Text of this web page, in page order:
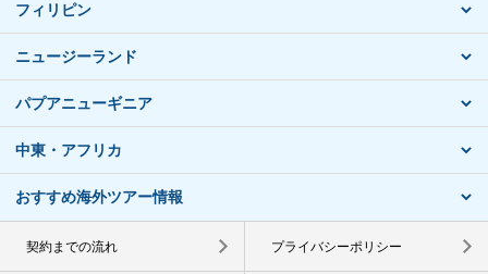
フィリピン
ニュージーランド
パプアニューギニア
中東・アフリカ
おすすめ海外ツアー情報
契約までの流れ プライバシーポリシー